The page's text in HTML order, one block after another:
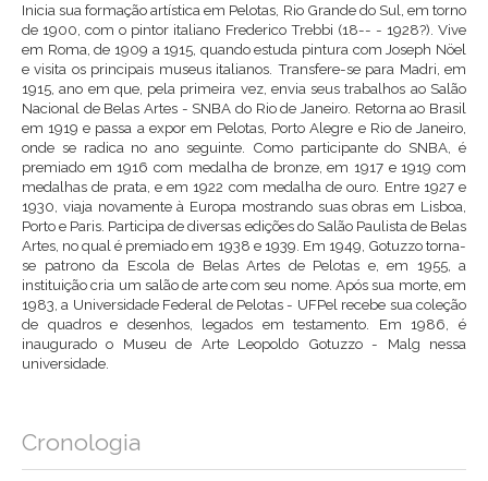
Inicia sua formação artística em Pelotas, Rio Grande do Sul, em torno
de 1900, com o pintor italiano Frederico Trebbi (18-- - 1928?). Vive
em Roma, de 1909 a 1915, quando estuda pintura com Joseph Nöel
e visita os principais museus italianos. Transfere-se para Madri, em
1915, ano em que, pela primeira vez, envia seus trabalhos ao Salão
Nacional de Belas Artes - SNBA do Rio de Janeiro. Retorna ao Brasil
em 1919 e passa a expor em Pelotas, Porto Alegre e Rio de Janeiro,
onde se radica no ano seguinte. Como participante do SNBA, é
premiado em 1916 com medalha de bronze, em 1917 e 1919 com
medalhas de prata, e em 1922 com medalha de ouro. Entre 1927 e
1930, viaja novamente à Europa mostrando suas obras em Lisboa,
Porto e Paris. Participa de diversas edições do Salão Paulista de Belas
Artes, no qual é premiado em 1938 e 1939. Em 1949, Gotuzzo torna-
se patrono da Escola de Belas Artes de Pelotas e, em 1955, a
instituição cria um salão de arte com seu nome. Após sua morte, em
1983, a Universidade Federal de Pelotas - UFPel recebe sua coleção
de quadros e desenhos, legados em testamento. Em 1986, é
inaugurado o Museu de Arte Leopoldo Gotuzzo - Malg nessa
universidade.
Cronologia